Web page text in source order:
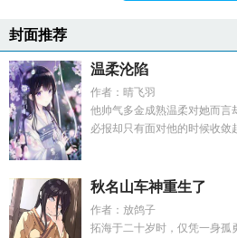
封面推荐
温柔沦陷
作者：晴飞羽
他帅气多金成熟温柔对她而言
必报却只有面对他的时候收敛
秋名山车神重生了
作者：放鸽子
拓海于二十岁时，仅凭一身孤